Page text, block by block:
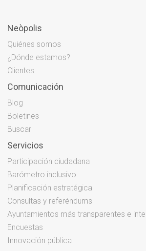
Neòpolis
Quiénes somos
¿Dónde estamos?
Clientes
Comunicación
Blog
Boletines
Buscar
Servicios
Participación ciudadana
Barómetro inclusivo
Planificación estratégica
Consultas y referéndums
Ayuntamientos más transparentes e
Encuestas
Innovación pública